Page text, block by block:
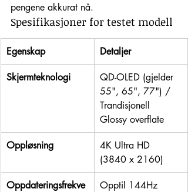
pengene akkurat nå.
Spesifikasjoner for testet modell
Egenskap Detaljer
Skjermteknologi
QD-OLED (gjelder
55", 65", 77") /
Trandisjonell
Glossy overflate
Oppløsning
4K Ultra HD
(3840 x 2160)
Oppdateringsfrekve
Opptil 144Hz